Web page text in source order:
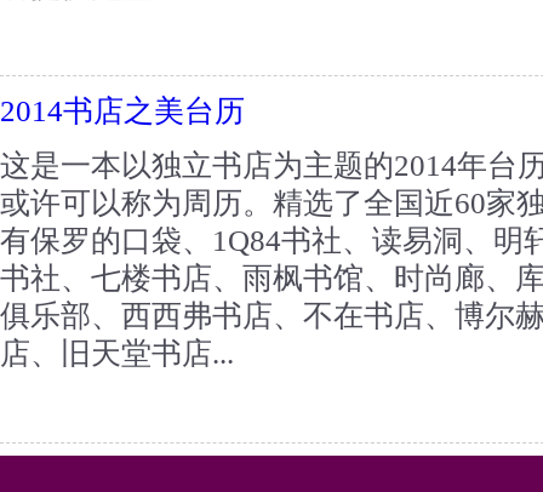
2014书店之美台历
这是一本以独立书店为主题的2014年台
或许可以称为周历。精选了全国近60家
有保罗的口袋、1Q84书社、读易洞、明
书社、七楼书店、雨枫书馆、时尚廊、
俱乐部、西西弗书店、不在书店、博尔
店、旧天堂书店...